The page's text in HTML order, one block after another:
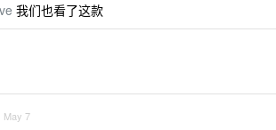
我们也看了这款
May 7